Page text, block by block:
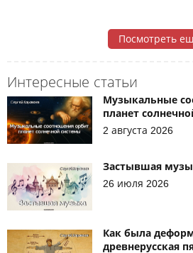
Посмотреть
Интересные статьи
Музыкальные
планет
2 августа 2026
Застывшая
26 июля 2026
Как была
древнерусская